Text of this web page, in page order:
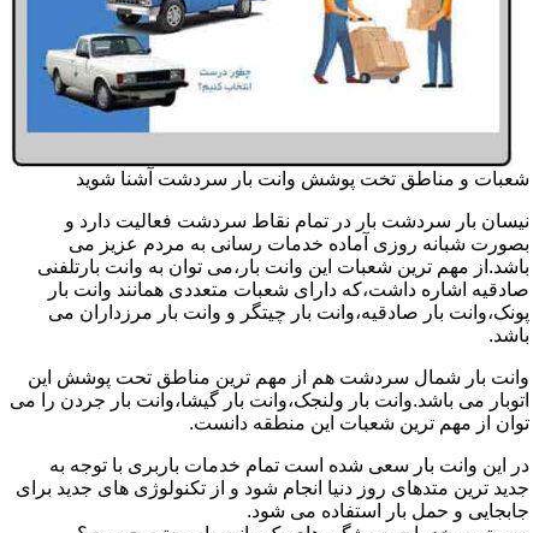
شعبات و مناطق تخت پوشش وانت بار سردشت آشنا شوید
نیسان بار سردشت بار در تمام نقاط سردشت فعالیت دارد و
بصورت شبانه روزی آماده خدمات رسانی به مردم عزیز می
باشد.از مهم ترین شعبات این وانت بار،می توان به وانت بارتلفنی
صادقیه اشاره داشت،که دارای شعبات متعددی همانند وانت بار
پونک،وانت بار صادقیه،وانت بار چیتگر و وانت بار مرزداران می
باشد.
وانت بار شمال سردشت هم از مهم ترین مناطق تحت پوشش این
اتوبار می باشد.وانت بار ولنجک،وانت بار گیشا،وانت بار جردن را می
توان از مهم ترین شعبات این منطقه دانست.
در این وانت بار سعی شده است تمام خدمات باربری با توجه به
جدید ترین متدهای روز دنیا انجام شود و از تکنولوژی های جدید برای
جابجایی و حمل بار استفاده می شود.